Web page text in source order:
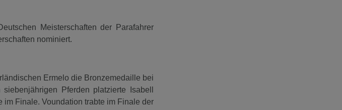
Meisterschaften der Parafahrer
nominiert.
Ermelo die Bronzemedaille bei
Pferden platzierte Isabell
Finale. Voundation trabte im Finale der